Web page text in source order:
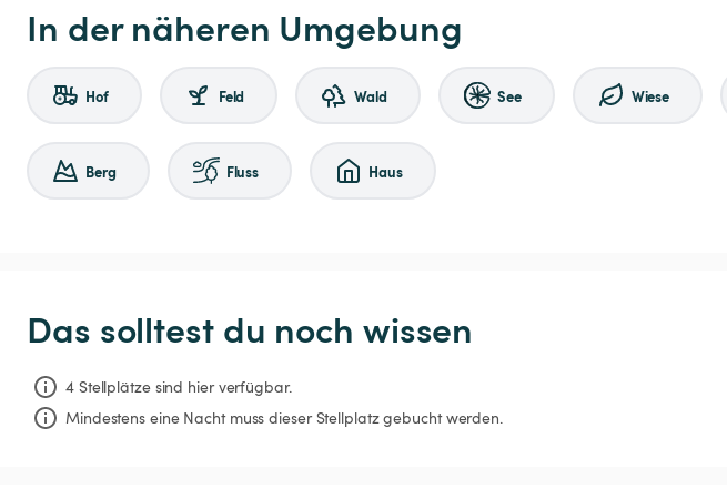
In der näheren Umgebung
Hof Feld Wald See Wiese
Berg Fluss Haus
Das solltest du noch wissen
4 Stellplätze sind hier verfügbar.
Mindestens eine Nacht muss dieser Stellplatz gebucht werden.